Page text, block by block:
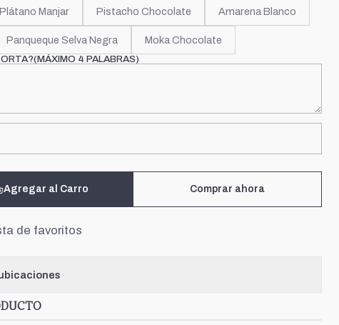
Plátano Manjar Pistacho Chocolate Amarena Blanco
Panqueque Selva Negra Moka Chocolate
4 PALABRAS)
Agregar al Carro Comprar ahora
de favoritos